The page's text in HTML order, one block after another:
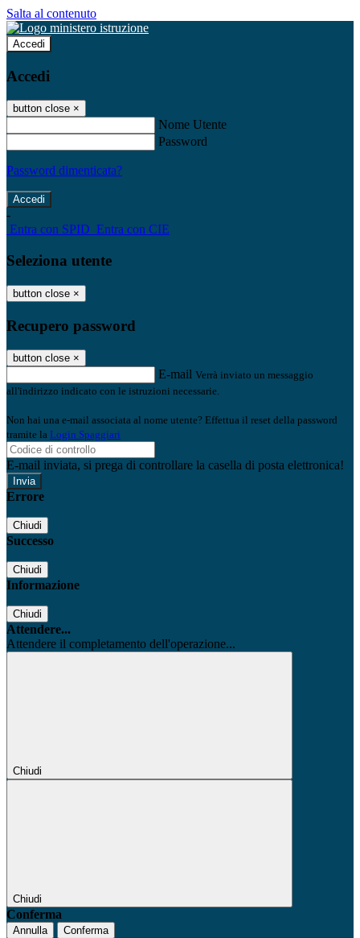
Salta al contenuto
Accedi
Accedi
button close ×
Nome Utente
Password
Password dimenticata?
-
Entra con SPID Entra con CIE
Seleziona utente
button close ×
Recupero password
button close ×
E-mail Verrà inviato un messaggio
all'indirizzo indicato con le istruzioni necessarie.
Non hai una e-mail associata al nome utente? Effettua il reset della password
tramite la Login Spaggiari
E-mail inviata, si prega di controllare la casella di posta elettronica!
Errore
Chiudi
Successo
Chiudi
Informazione
Chiudi
Attendere...
Attendere il completamento dell'operazione...
Chiudi
Chiudi
Conferma
Annulla Conferma